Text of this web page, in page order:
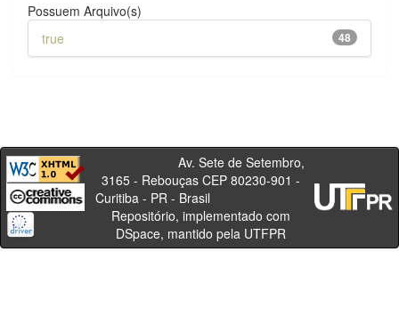
Possuem Arquivo(s)
48
true
Av. Sete de Setembro,
3165 - Rebouças CEP 80230-901 -
Curitiba - PR - Brasil
Repositório, implementado com
DSpace, mantido pela UTFPR